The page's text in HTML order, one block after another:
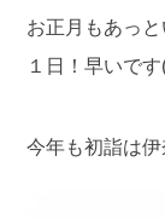
お正月もあっ
１日！早いです
今年も初詣は伊